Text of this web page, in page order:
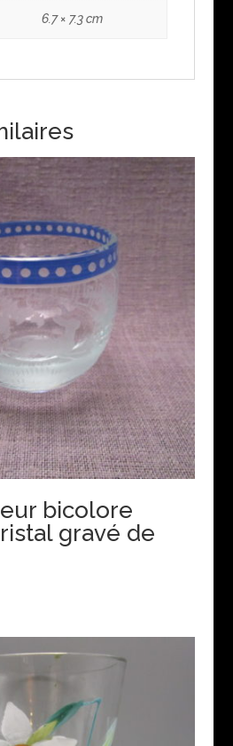
6.7 × 7.3 cm
bicolore
gravé de